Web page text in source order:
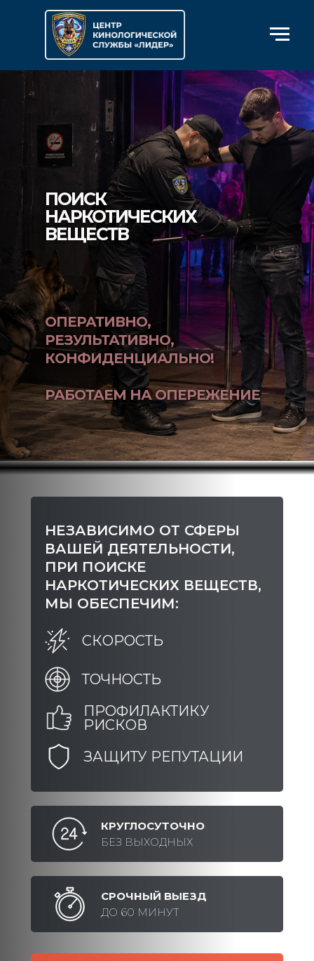
ОПЕРАТИВНО,
РЕЗУЛЬТАТИВНО,
КОНФИДЕНЦИАЛЬНО!
РАБОТАЕМ НА ОПЕРЕЖЕНИЕ
ПОИСК
НАРКОТИЧЕСКИХ
ВЕЩЕСТВ
КРУГЛОСУТОЧНО
БЕЗ ВЫХОДНЫХ
СРОЧНЫЙ ВЫЕЗД
ДО 60 МИНУТ
НЕЗАВИСИМО ОТ СФЕРЫ
ВАШЕЙ ДЕЯТЕЛЬНОСТИ,
ПРИ ПОИСКЕ
НАРКОТИЧЕСКИХ ВЕЩЕСТВ,
МЫ ОБЕСПЕЧИМ:
ЗАЩИТУ РЕПУТАЦИИ
ПРОФИЛАКТИКУ
РИСКОВ
ТОЧНОСТЬ
СКОРОСТЬ